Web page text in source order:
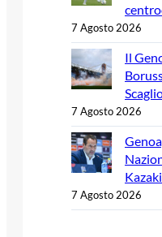
7 Agosto 2026
Il
7 Agosto 2026
7 Agosto 2026